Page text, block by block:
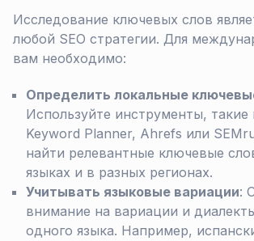
Исследование ключевых слов
любой SEO стратегии. Для
вам необходимо:
Определить локальные
Используйте инструменты, такие
Keyword Planner, Ahrefs или
найти релевантные ключевые
языках и в разных регионах.
Учитывать языковые вариации:
внимание на вариации и
одного языка. Например,